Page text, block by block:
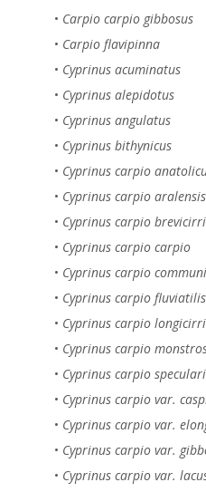
• Carpio carpio gibbosus
• Carpio flavipinna
• Cyprinus acuminatus
• Cyprinus alepidotus
• Cyprinus angulatus
• Cyprinus bithynicus
• Cyprinus carpio
• Cyprinus carpio aralensis
• Cyprinus carpio brevicirri
• Cyprinus carpio carpio
• Cyprinus carpio
• Cyprinus carpio fluviatilis
• Cyprinus carpio longicirri
• Cyprinus carpio
• Cyprinus carpio
• Cyprinus carpio var.
• Cyprinus carpio var.
• Cyprinus carpio var.
• Cyprinus carpio var.